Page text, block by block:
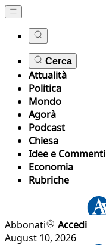
Cerca
Attualità
Politica
Mondo
Agorà
Podcast
Chiesa
Idee e Commenti
Economia
Rubriche
Abbonati
Accedi
August 10, 2026